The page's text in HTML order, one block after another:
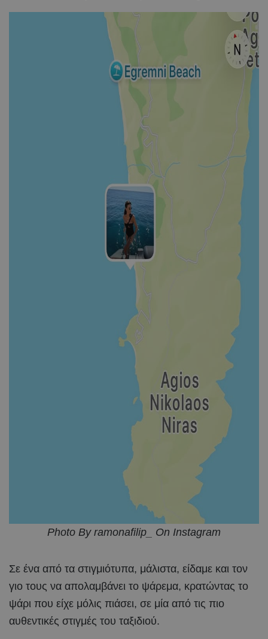
Photo By ramonafilip_ On Instagram
Σε ένα από τα στιγμιότυπα, μάλιστα, είδαμε και τον
γιο τους να απολαμβάνει το ψάρεμα, κρατώντας το
ψάρι που είχε μόλις πιάσει, σε μία από τις πιο
αυθεντικές στιγμές του ταξιδιού.